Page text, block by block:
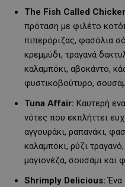
The Fish Called
πρόταση με φιλέτο
πιπερόριζας, φασόλια
κρεμμύδι, τραγανά
καλαμπόκι, αβοκάντο,
φυστικοβούτυρο,
Tuna Affair: Καυτερή
νότες που εκπλήττει
αγγουράκι, ραπανάκι,
καλαμπόκι, ρύζι
μαγιονέζα, σουσάμι και
Shrimply Delicious: Ένα